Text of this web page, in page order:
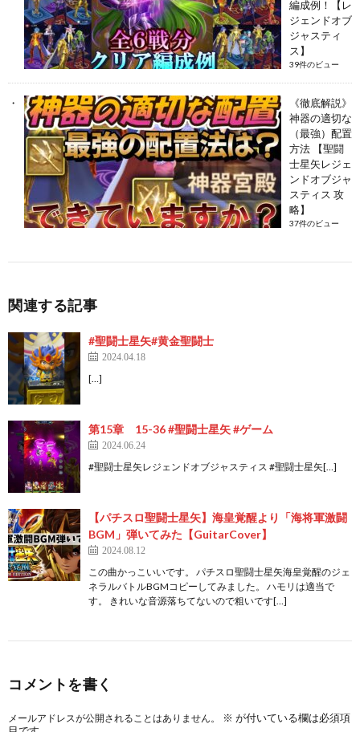
編成例！【レ
ジェンドオブ
ジャスティ
ス】
39件のビュー
《徹底解説》
神器の適切な
（最強）配置
方法 【聖闘
士星矢レジェ
ンドオブジャ
スティス 攻
略】
37件のビュー
関連する記事
#聖闘士星矢#黄金聖闘士
2024.04.18
[…]
第15章 15-36 #聖闘士星矢 #ゲーム
2024.06.24
#聖闘士星矢レジェンドオブジャスティス #聖闘士星矢[…]
【パチスロ聖闘士星矢】海皇覚醒より「海将軍激闘
BGM」弾いてみた【GuitarCover】
2024.08.12
この曲かっこいいです。 パチスロ聖闘士星矢海皇覚醒のジェ
ネラルバトルBGMコピーしてみました。 ハモリは適当で
す。 きれいな音源落ちてないので粗いです[…]
コメントを書く
メールアドレスが公開されることはありません。 ※ が付いている欄は必須項